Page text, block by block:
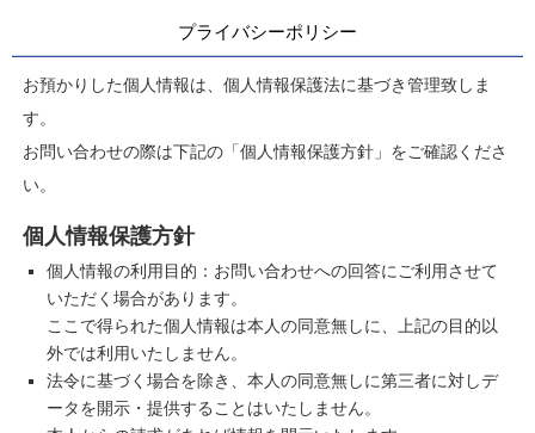
プライバシーポリシー
お預かりした個人情報は、個人情報保護法に基づき管理致しま
す。
お問い合わせの際は下記の「個人情報保護方針」をご確認くださ
い。
個人情報保護方針
個人情報の利用目的：お問い合わせへの回答にご利用させて
いただく場合があります。
ここで得られた個人情報は本人の同意無しに、上記の目的以
外では利用いたしません。
法令に基づく場合を除き、本人の同意無しに第三者に対しデ
ータを開示・提供することはいたしません。